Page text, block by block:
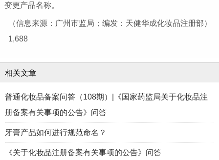
变更产品名称。
（信息来源：广州市监局；编发：天健华成化妆品注册部）
1,688
相关文章
普通化妆品备案问答（108期）|《国家药监局关于化妆品注
册备案有关事项的公告》问答
牙膏产品如何进行规范命名？
《关于化妆品注册备案有关事项的公告》问答